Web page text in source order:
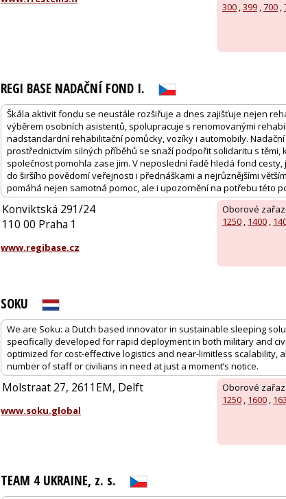
300 ,399 ,700 ,
REGI BASE NADAČNÍ FOND I.
Škála aktivit fondu se neustále rozšiřuje a dnes zajišťuje nejen
výběrem osobních asistentů, spolupracuje s renomovanými
nadstandardní rehabilitační pomůcky, vozíky i automobily.
prostřednictvím silných příběhů se snaží podpořit solidaritu s
společnost pomohla zase jim. V neposlední řadě hledá fond
do širšího povědomí veřejnosti i přednáškami a nejrůznějšími
pomáhá nejen samotná pomoc, ale i upozornění na potřebu této
Oborové
1250 , 1400 ,
Konviktská 291/24
110 00 Praha 1
www.regibase.cz
SOKU
We are Soku: a Dutch based innovator in sustainable sleeping
specifically developed for rapid deployment in both military and
optimized for cost-effective logistics and near-limitless scalability,
number of staff or civilians in need at just a moment’s notice.
Oborové
1250 , 1600 ,
Molstraat 27, 2611EM, Delft
www.soku.global
TEAM 4 UKRAINE, z. s.